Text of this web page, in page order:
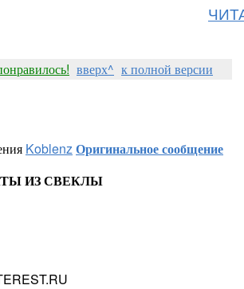
вверх^ к полной версии
KoblenzОригинальное сообщение
ИЗ СВЕКЛЫ